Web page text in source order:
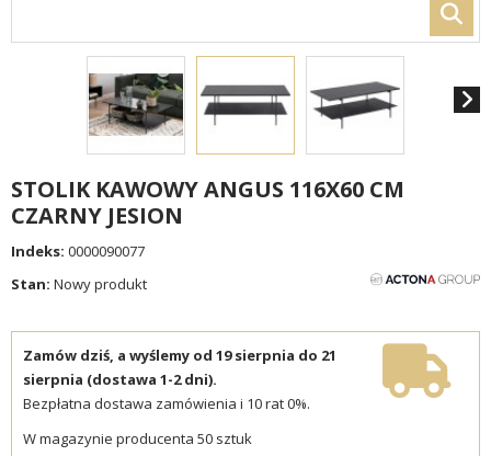
STOLIK KAWOWY ANGUS 116X60 CM
CZARNY JESION
Indeks: 0000090077
Stan: Nowy produkt
Zamów dziś, a wyślemy od 19 sierpnia do 21
sierpnia (dostawa 1-2 dni).
Bezpłatna dostawa zamówienia i 10 rat 0%.
W magazynie producenta 50 sztuk